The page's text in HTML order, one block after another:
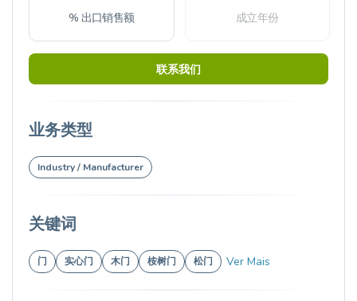
% 出口销售额 成立年份
联系我们
业务类型
Industry / Manufacturer
关键词
门 实心门 木门 桉树门 松门 Ver Mais